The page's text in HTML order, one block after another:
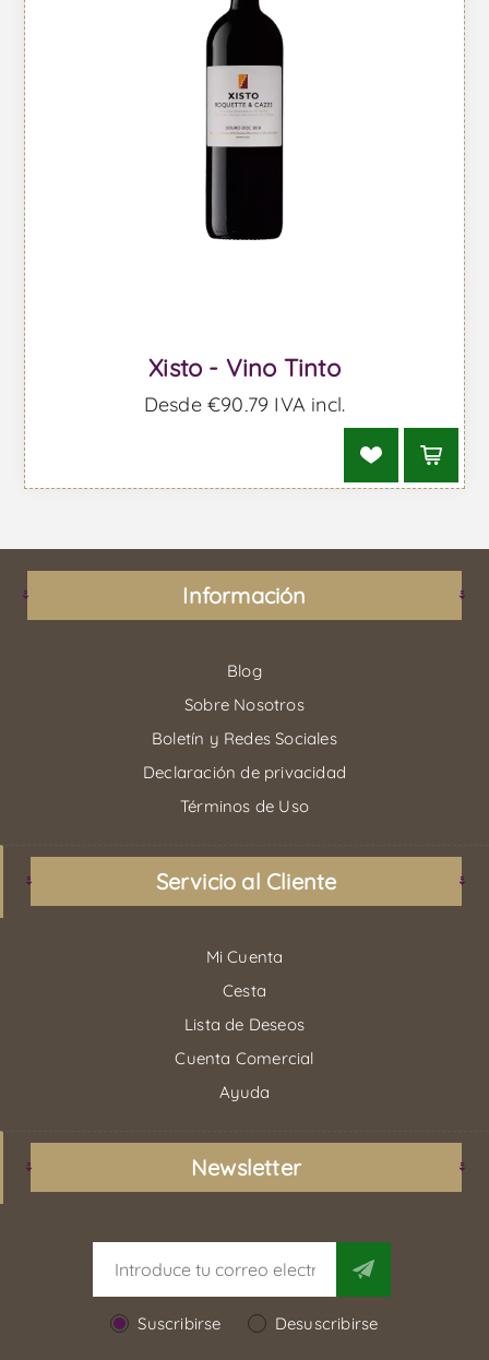
Xisto - Vino Tinto
Desde €90,79 IVA incl.
Información
Blog
Sobre Nosotros
Boletín y Redes Sociales
Declaración de privacidad
Términos de Uso
Servicio al Cliente
Mi Cuenta
Cesta
Lista de Deseos
Cuenta Comercial
Ayuda
Newsletter
Suscribirse Desuscribirse